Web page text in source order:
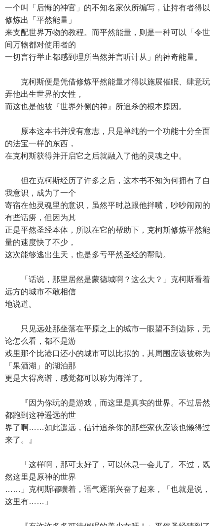
一个叫「后悔的神官」的不知名家伙所编写，让持有者得以
修炼出「平然能量」
来支配世界万物的教程。而平然能量，则是一种可以「令世
间万物都对使用者的
一切言行举止都感到理所当然并言听计从」的神奇能量。
克柯斯便是凭借修炼平然能量才得以施展催眠、肆意玩
弄他出生世界的女性，
而这也是他被『世界外侧的神』所追杀的根本原因。
原本这本书并没有意志，只是单纯的一个功能十分全面
的法宝一样的东西，
在克柯斯获得并开启它之后就融入了他的灵魂之中。
但在克柯斯经历了许多之后，这本书不知为何拥有了自
我意识，成为了一个
寄宿在他灵魂里的意识，虽然平时总跟他拌嘴，吵吵闹闹的
有些话痨，但因为其
正是平然圣经本体，所以在它的帮助下，克柯斯修炼平然能
量的速度快了不少，
这次能够逃出生天，也是多亏平然圣经的帮助。
「话说，那里居然是蒙德城啊？这么大？」克柯斯看着
远方的城市不敢相信
地说道。
只见远处那坐落在平原之上的城市一眼望不到边际，无
论怎么看，都不是游
戏里那个比港口还小的城市可以比拟的，其周围应该被称为
「果酒湖」的湖泊那
更是大得离谱，感觉都可以称为海洋了。
『因为你玩的是游戏，而这里是真实的世界。不过居然
都跑到这种遥远的世
界了啊……如此遥远，估计追杀你的那些家伙应该也懒得过
来了。』
「这样啊，那可太好了，可以休息一会儿了。不过，既
然这里是原神的世界
……」克柯斯嘟囔着，语气逐渐兴奋了起来，「也就是说，
这里有……」